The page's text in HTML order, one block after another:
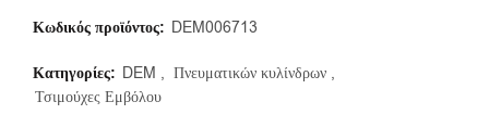
Κωδικός προϊόντος: DEM006713
Κατηγορίες: DEM , Πνευματικών κυλίνδρων ,
Τσιμούχες Εμβόλου